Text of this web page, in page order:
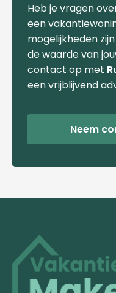
Heb je vragen
een
mogelijkheden
de waarde van
contact op met
een vrijblijvend
Neem